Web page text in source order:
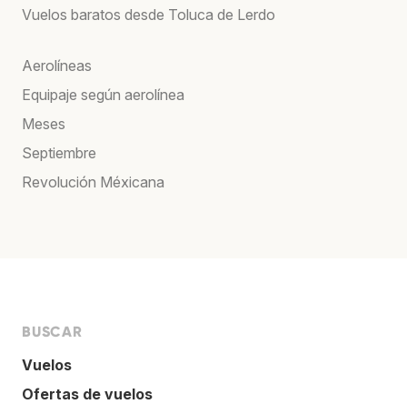
Vuelos baratos desde Toluca de Lerdo
Aerolíneas
Equipaje según aerolínea
Meses
Septiembre
Revolución Méxicana
BUSCAR
Vuelos
Ofertas de vuelos